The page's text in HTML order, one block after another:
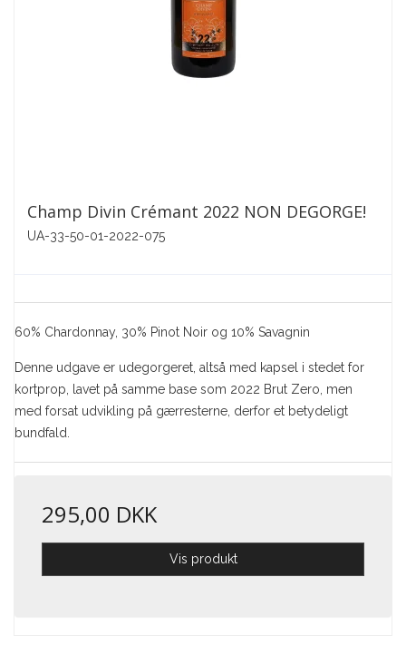
Champ Divin Crémant 2022 NON DEGORGE!
UA-33-50-01-2022-075
60% Chardonnay, 30% Pinot Noir og 10% Savagnin
Denne udgave er udegorgeret, altså med kapsel i stedet for
kortprop, lavet på samme base som 2022 Brut Zero, men
med forsat udvikling på gærresterne, derfor et betydeligt
bundfald.
295,00 DKK
Vis produkt